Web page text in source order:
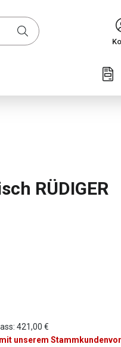
Bewertung von 0 von 5
RÜDIGER
Farbe
421,00 €
unserem